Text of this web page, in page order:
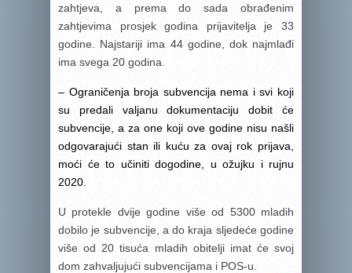
zahtjeva, a prema do sada obrađenim
zahtjevima prosjek godina prijavitelja je 33
godine. Najstariji ima 44 godine, dok najmlađi
ima svega 20 godina.
– Ograničenja broja subvencija nema i svi koji
su predali valjanu dokumentaciju dobit će
subvencije, a za one koji ove godine nisu našli
odgovarajući stan ili kuću za ovaj rok prijava,
moći će to učiniti dogodine, u ožujku i rujnu
2020.
U protekle dvije godine više od 5300 mladih
dobilo je subvencije, a do kraja sljedeće godine
više od 20 tisuća mladih obitelji imat će svoj
dom zahvaljujući subvencijama i POS-u.